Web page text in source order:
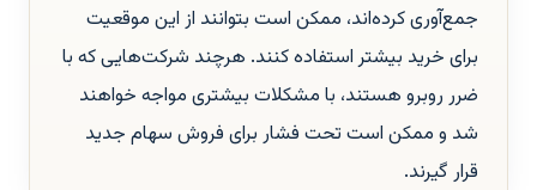
جمع‌آوری کرده‌اند، ممکن است بتوانند از این موقعیت
برای خرید بیشتر استفاده کنند. هرچند شرکت‌هایی که با
ضرر روبرو هستند، با مشکلات بیشتری مواجه خواهند
شد و ممکن است تحت فشار برای فروش سهام جدید
قرار گیرند.